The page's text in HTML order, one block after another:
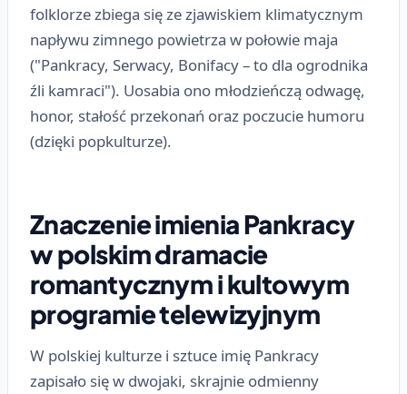
folklorze zbiega się ze zjawiskiem klimatycznym
napływu zimnego powietrza w połowie maja
("Pankracy, Serwacy, Bonifacy – to dla ogrodnika
źli kamraci"). Uosabia ono młodzieńczą odwagę,
honor, stałość przekonań oraz poczucie humoru
(dzięki popkulturze).
Znaczenie imienia Pankracy
w polskim dramacie
romantycznym i kultowym
programie telewizyjnym
W polskiej kulturze i sztuce imię Pankracy
zapisało się w dwojaki, skrajnie odmienny